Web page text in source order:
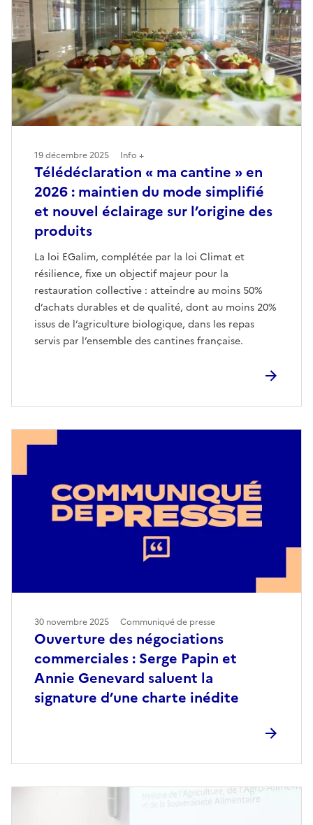
Télédéclaration « ma cantine » en
2026 : maintien du mode simplifié
et nouvel éclairage sur l’origine des
produits
La loi EGalim, complétée par la loi Climat et
résilience, fixe un objectif majeur pour la
restauration collective : atteindre au moins 50%
d’achats durables et de qualité, dont au moins 20%
issus de l’agriculture biologique, dans les repas
servis par l’ensemble des cantines française.
19 décembre 2025 Info +
Ouverture des négociations
commerciales : Serge Papin et
Annie Genevard saluent la
signature d’une charte inédite
30 novembre 2025 Communiqué de presse